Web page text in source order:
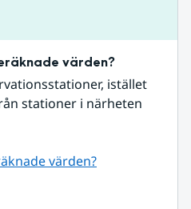
värden?
istället
stationer i närheten
värden?